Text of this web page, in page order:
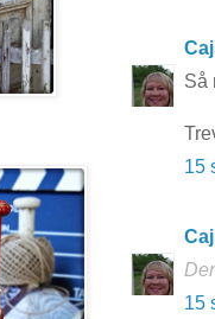
Så
15
15